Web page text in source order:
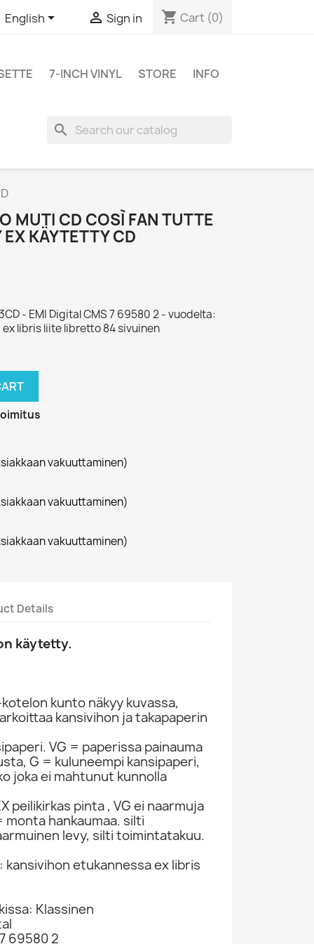
English  Sign in shopping_cart Cart (0)
7-INCH VINYL STORE
INFO
search
Mozart CD The Best Of Kansi EX Levy EX... Mozart CD Introducing Mozart Kansi EX...
CD SKU 380956
Classical CD
€1.98
CD SKU 381065
Classical CD
€0.98
MUTI CD COSÌ FAN TUTTE
KÄYTETTY CD
- EMI Digital CMS 7 69580 2 - vuodelta:
libris liite libretto 84 sivuinen
vakuuttaminen)
vakuuttaminen)
vakuuttaminen)
Details
käytetty.
kunto näkyy kuvassa,
kansivihon ja takapaperin
VG = paperissa painauma
G = kuluneempi kansipaperi,
joka ei mahtunut kunnolla
peilikirkas pinta , VG ei naarmuja
monta hankaumaa. silti
levy, silti toimintatakuu.
etukannessa ex libris
Klassinen
69580 2